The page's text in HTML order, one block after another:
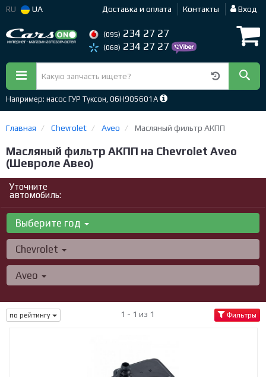
RU UA Доставка и оплата Контакты Вход
(095) 234 27 27
(068) 234 27 27
Например: насос ГУР Туксон, 06H905601A
Главная Chevrolet Aveo Масляный фильтр АКПП
Масляный фильтр АКПП на Chevrolet Aveo
(Шевроле Авео)
Уточните
автомобиль:
Выберите год
Chevrolet
Aveo
по рейтингу 1 - 1 из 1 Фильтры